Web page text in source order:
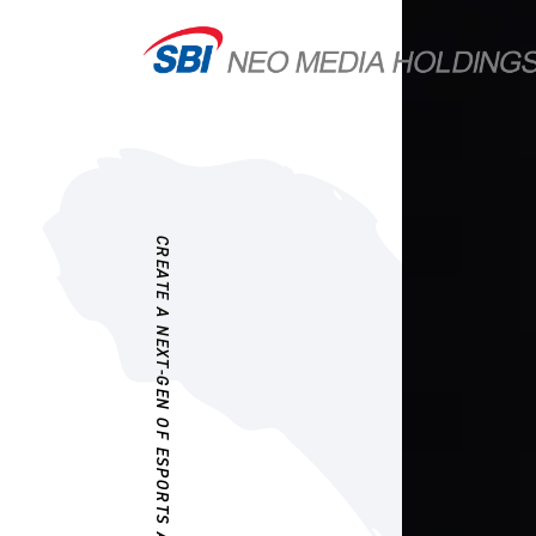
CREATE A NEXT-GEN OF ESPORTS AS A CULTURE.